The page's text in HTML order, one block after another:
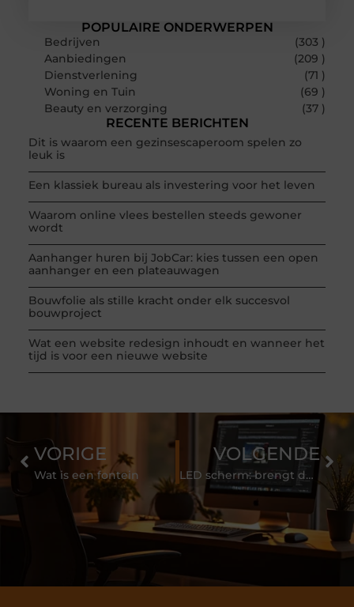
POPULAIRE ONDERWERPEN
Bedrijven
(303 )
Aanbiedingen
(209 )
Dienstverlening
(71 )
Woning en Tuin
(69 )
Beauty en verzorging
(37 )
RECENTE BERICHTEN
Dit is waarom een gezinsescaperoom spelen zo
leuk is
Een klassiek bureau als investering voor het leven
Waarom online vlees bestellen steeds gewoner
wordt
Aanhanger huren bij JobCar: kies tussen een open
aanhanger en een plateauwagen
Bouwfolie als stille kracht onder elk succesvol
bouwproject
Wat een website redesign inhoudt en wanneer het
tijd is voor een nieuwe website
VORIGE
Wat is een fontein
VOLGENDE
LED scherm: brengt de boodschap over